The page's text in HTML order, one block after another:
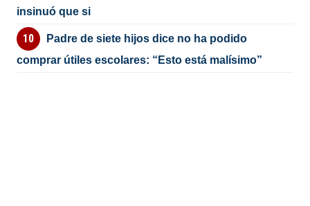
insinuó que si
Padre de siete hijos dice no ha podido
comprar útiles escolares: “Esto está malísimo”